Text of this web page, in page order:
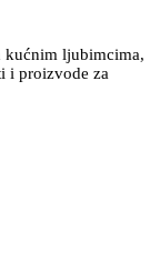
kućnim ljubimcima,
i proizvode za